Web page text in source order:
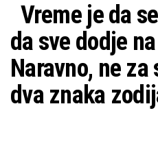
Vreme je da
da sve dodje
Naravno, ne za
dva znaka